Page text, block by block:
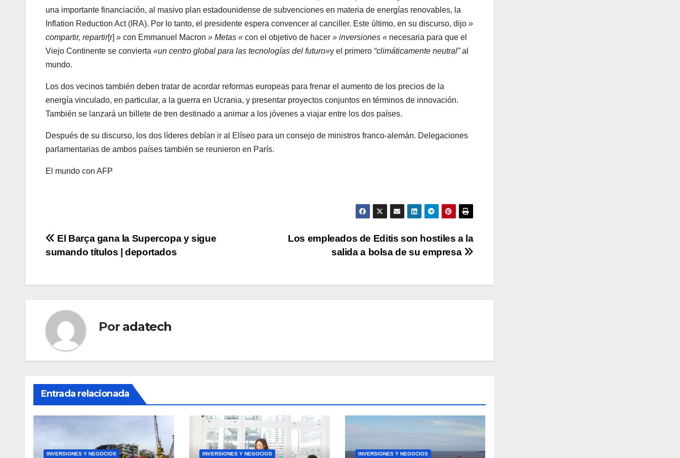
una importante financiación, al masivo plan estadounidense de subvenciones en materia de energías renovables, la
Inflation Reduction Act (IRA). Por lo tanto, el presidente espera convencer al canciller. Este último, en su discurso, dijo »
compartir, repartir[r] » con Emmanuel Macron » Metas « con el objetivo de hacer » inversiones « necesaria para que el
Viejo Continente se convierta «un centro global para las tecnologías del futuro»y el primero “climáticamente neutral”al
mundo.
Los dos vecinos también deben tratar de acordar reformas europeas para frenar el aumento de los precios de la
energía vinculado, en particular, a la guerra en Ucrania, y presentar proyectos conjuntos en términos de innovación.
También se lanzará un billete de tren destinado a animar a los jóvenes a viajar entre los dos países.
Después de su discurso, los dos líderes debían ir al Elíseo para un consejo de ministros franco-alemán. Delegaciones
parlamentarias de ambos países también se reunieron en París.
El mundo con AFP
Navegación
entradas
Los empleados de Editis son hostiles a la
salida a bolsa de su empresa
El Barça gana la Supercopa y sigue
sumando títulos | deportados
Por adatech
Entrada relacionada
INVERSIONES Y NEGOCIOS INVERSIONES Y NEGOCIOS INVERSIONES Y NEGOCIOS